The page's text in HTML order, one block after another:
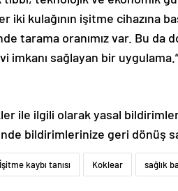
iki kulağının işitme cihazına
tarama oranımız var. Bu da
imkanı sağlayan bir uygulama.”
ile ilgili olarak yasal
bildirimlerinize geri dönüş
İşitme kaybı tanısı Koklear sağlık